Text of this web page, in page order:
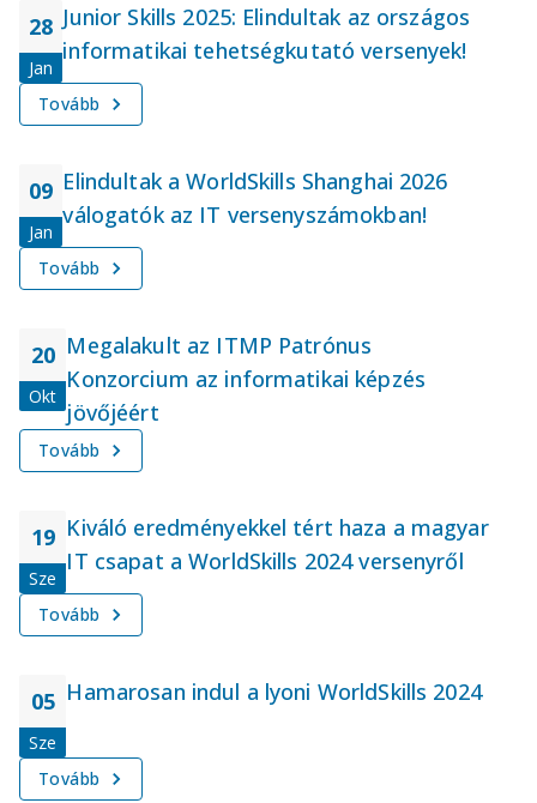
28
Jan
Junior Skills 2025: Elindultak az országos
informatikai tehetségkutató versenyek!
Tovább
09
Jan
Elindultak a WorldSkills Shanghai 2026
válogatók az IT versenyszámokban!
Tovább
20
Okt
Megalakult az ITMP Patrónus
Konzorcium az informatikai képzés
jövőjéért
Tovább
19
Sze
Kiváló eredményekkel tért haza a magyar
IT csapat a WorldSkills 2024 versenyről
Tovább
05
Sze
Hamarosan indul a lyoni WorldSkills 2024
Tovább